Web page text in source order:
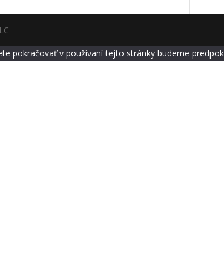
pokračovať v používaní tejto stránky budeme